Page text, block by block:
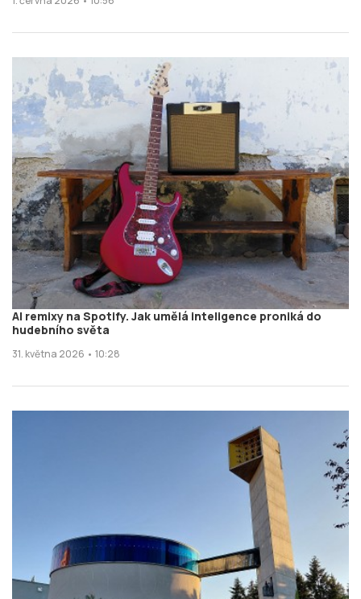
AI remixy na Spotify. Jak umělá inteligence proniká do
hudebního světa
31. května 2026 • 10:28